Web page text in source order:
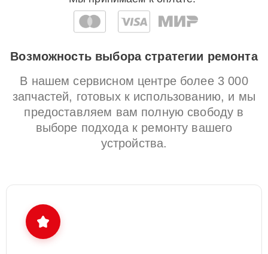
Возможность выбора стратегии ремонта
В нашем сервисном центре более 3 000
запчастей, готовых к использованию, и мы
предоставляем вам полную свободу в
выборе подхода к ремонту вашего
устройства.